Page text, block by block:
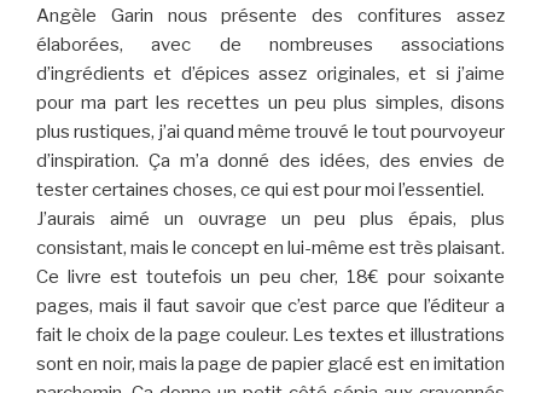
Angèle Garin nous présente des confitures assez
élaborées, avec de nombreuses associations
d’ingrédients et d’épices assez originales, et si j’aime
pour ma part les recettes un peu plus simples, disons
plus rustiques, j’ai quand même trouvé le tout pourvoyeur
d’inspiration. Ça m’a donné des idées, des envies de
tester certaines choses, ce qui est pour moi l’essentiel.
J’aurais aimé un ouvrage un peu plus épais, plus
consistant, mais le concept en lui-même est très plaisant.
Ce livre est toutefois un peu cher, 18€ pour soixante
pages, mais il faut savoir que c’est parce que l’éditeur a
fait le choix de la page couleur. Les textes et illustrations
sont en noir, mais la page de papier glacé est en imitation